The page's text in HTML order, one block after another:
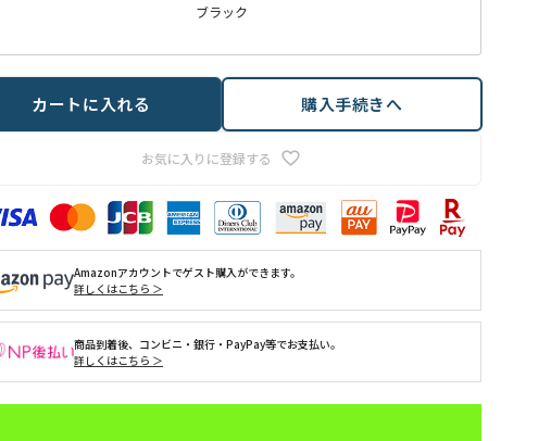
ブラック
お気に入りに登録する
カートに入れる 購入手続きへ
Amazonアカウントでゲスト購入ができます。
詳しくはこちら ＞
商品到着後、コンビニ・銀行・PayPay等でお支払い。
詳しくはこちら ＞